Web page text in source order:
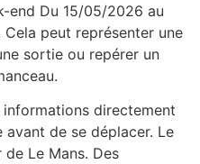
end Du 15/05/2026 au
Cela peut représenter une
sortie ou repérer un
directement
de se déplacer. Le
Le Mans. Des